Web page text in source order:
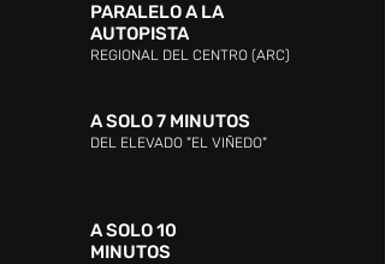
PARALELO A LA
AUTOPISTA
REGIONAL DEL CENTRO (ARC)
A SOLO 7 MINUTOS
DEL ELEVADO "EL VIÑEDO"
A SOLO 10
MINUTOS